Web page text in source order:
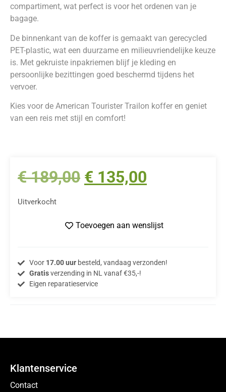
compartiment, wat perfect is voor het ordenen van je
bagage.
De binnenkant van de koffer is gemaakt van gerecycled
PET-plastic, wat een duurzame en milieuvriendelijke keuze
is. Met gekruiste inpakriemen blijf je kleding en
persoonlijke bezittingen goed beschermd tijdens het
vervoer.
Kies voor de American Tourister Trailon koffer en geniet
van een reis met stijl en comfort!
€189,00 € 135,00
Uitverkocht
Toevoegen aan wenslijst
Voor 17.00 uurbesteld, vandaag verzonden!
Gratisverzending in NL vanaf €35,-!
Eigen reparatieservice
Klantenservice
Contact